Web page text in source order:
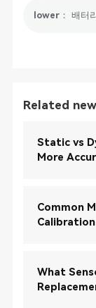
lower： 배터
Related
Static vs
More
Common
Calibration
What